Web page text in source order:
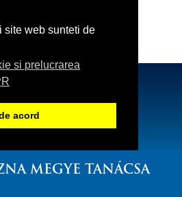
site web sunteti de
si prelucrarea
acord
MEGYE TANÁCSA